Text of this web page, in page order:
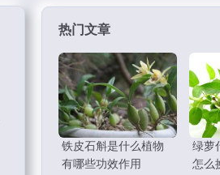
热门文章
铁皮石斛是什么植物
有哪些功效作用
绿萝
怎么